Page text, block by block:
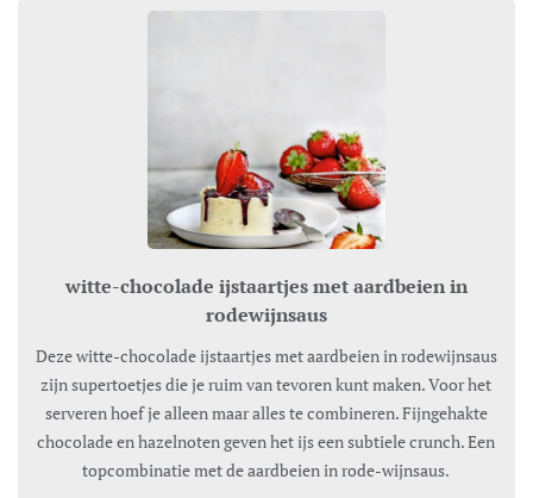
witte-chocolade ijstaartjes met aardbeien in
rodewijnsaus
Deze witte-chocolade ijstaartjes met aardbeien in rodewijnsaus
zijn supertoetjes die je ruim van tevoren kunt maken. Voor het
serveren hoef je alleen maar alles te combineren. Fijngehakte
chocolade en hazelnoten geven het ijs een subtiele crunch. Een
topcombinatie met de aardbeien in rode-wijnsaus.